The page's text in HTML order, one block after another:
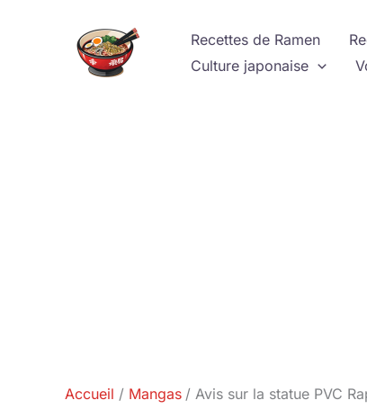
Recettes de Ramen
Culture japonaise
Accueil Mangas Avis sur la statue PVC